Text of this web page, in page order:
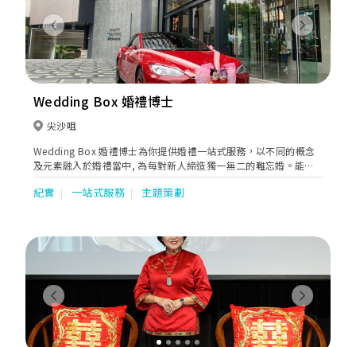
Previous Next
Wedding Box 婚禮博士
尖沙咀
Wedding Box 婚禮博士為你提供婚禮一站式服務，以不同的概念
及元素融入於婚禮當中, 為每對新人締造獨一無二的難忘婚。能使
新人盡情享受 婚宴過程，賓客 “盛興而來、盡興而歸” 更是我們
的服務宗旨。而充滿熱誠的專業團隊，定能為每對新人送上細緻、
紀實 一站式服務 主題策劃
Previous Next